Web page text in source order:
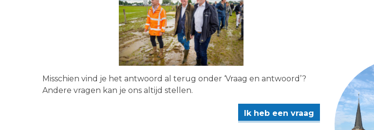
Misschien vind je het antwoord al terug onder ‘Vraag en antwoord’?
Andere vragen kan je ons altijd stellen.
Ik heb een vraag